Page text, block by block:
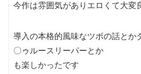
今作は雰囲気がありエロくて大変
導入の本格的風味なツボの話とか
〇ゥルースリーパーとか
も楽しかったです